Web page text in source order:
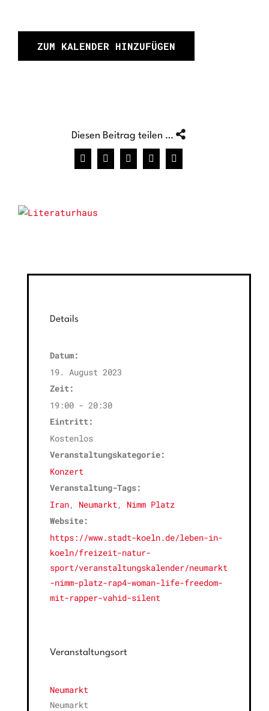
ZUM KALENDER HINZUFÜGEN
Diesen Beitrag teilen …
Facebook
X WhatsAppPinterest
E-
Mail
Details
Datum:
19. August 2023
Zeit:
19:00 - 20:30
Eintritt:
Kostenlos
Veranstaltungskategorie:
Konzert
Veranstaltung-Tags:
Iran, Neumarkt , Nimm Platz
Website:
https://www.stadt-koeln.de/leben-in-
koeln/freizeit-natur-
sport/veranstaltungskalender/neumarkt
-nimm-platz-rap4-woman-life-freedom-
mit-rapper-vahid-silent
Veranstaltungsort
Neumarkt
Neumarkt